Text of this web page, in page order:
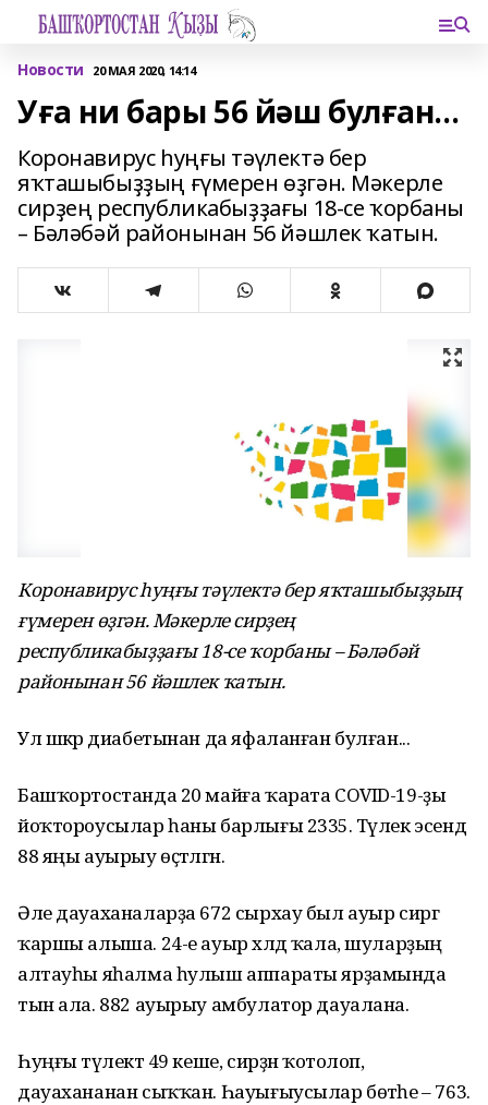
Новости 20 МАЯ 2020, 14:14
Уға ни бары 56 йәш булған...
Коронавирус һуңғы тәүлектә бер
яҡташыбыҙҙың ғүмерен өҙгән. Мәкерле
сирҙең республикабыҙҙағы 18-се ҡорбаны
– Бәләбәй районынан 56 йәшлек ҡатын.
Коронавирус һуңғы тәүлектә бер яҡташыбыҙҙың
ғүмерен өҙгән. Мәкерле сирҙең
республикабыҙҙағы 18-се ҡорбаны – Бәләбәй
районынан 56 йәшлек ҡатын.
Ул шәкәр диабетынан да яфаланған булған...
Башҡортостанда 20 майға ҡарата COVID-19-ҙы
йоҡтороусылар һаны барлығы 2335. Тәүлек эсендә
88 яңы ауырыу өҫтәлгән.
Әле дауаханаларҙа 672 сырхау был ауыр сиргә
ҡаршы алыша. 24-е ауыр хәлдә ҡала, шуларҙың
алтауһы яһалма һулыш аппараты ярҙамында
тын ала. 882 ауырыу амбулатор дауалана.
Һуңғы тәүлектә 49 кеше, сирҙән ҡотолоп,
дауахананан сыҡҡан. Һауығыусылар бөтәһе – 763.